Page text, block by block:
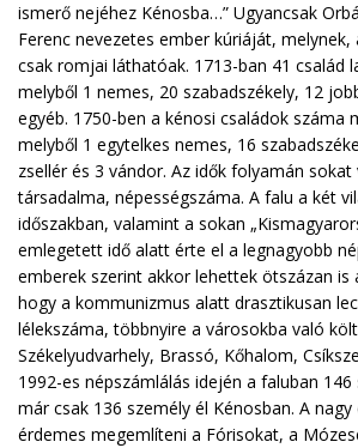
ismerő nejéhez Kénosba…” Ugyancsak
Ferenc nevezetes ember kúriáját,
csak romjai láthatóak. 1713-ban 41 család
melyből 1 nemes, 20 szabadszékely, 12
egyéb. 1750-ben a kénosi családok száma
melyből 1 egytelkes nemes, 16
zsellér és 3 vándor. Az idők folyamán
társadalma, népességszáma. A falu a két
időszakban, valamint a sokan
emlegetett idő alatt érte el a legnagyobb
emberek szerint akkor lehettek ötszázan is
hogy a kommunizmus alatt drasztikusan
lélekszáma, többnyire a városokba való
Székelyudvarhely, Brassó, Kőhalom,
1992-es népszámlálás idején a faluban
már csak 136 személy él Kénosban. A
érdemes megemlíteni a Fórisokat, a